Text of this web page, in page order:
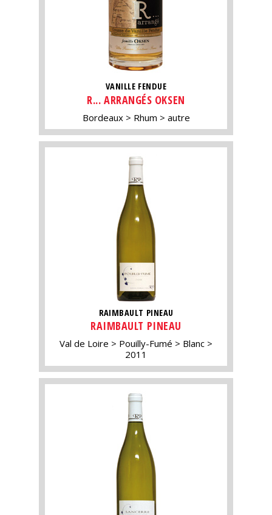
VANILLE FENDUE
R... ARRANGÉS OKSEN
Bordeaux Rhum autre
RAIMBAULT PINEAU
RAIMBAULT PINEAU
Val de Loire Pouilly-Fumé
Blanc
2011